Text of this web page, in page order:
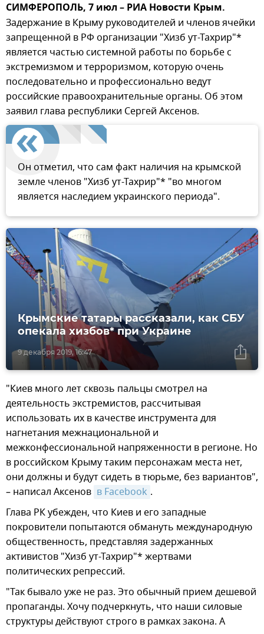
СИМФЕРОПОЛЬ, 7 июл – РИА Новости Крым.
Задержание в Крыму руководителей и членов ячейки
запрещенной в РФ организации "Хизб ут-Тахрир"*
является частью системной работы по борьбе с
экстремизмом и терроризмом, которую очень
последовательно и профессионально ведут
российские правоохранительные органы. Об этом
заявил глава республики Сергей Аксенов.
Он отметил, что сам факт наличия на крымской
земле членов "Хизб ут-Тахрир"* "во многом
является наследием украинского периода".
9 декабря 2019, 16:47
Крымские татары рассказали, как СБУ
опекала хизбов* при Украине
"Киев много лет сквозь пальцы смотрел на
деятельность экстремистов, рассчитывая
использовать их в качестве инструмента для
нагнетания межнациональной и
межконфессиональной напряженности в регионе. Но
в российском Крыму таким персонажам места нет,
они должны и будут сидеть в тюрьме, без вариантов",
– написал Аксенов в Facebook .
Глава РК убежден, что Киев и его западные
покровители попытаются обмануть международную
общественность, представляя задержанных
активистов "Хизб ут-Тахрир"* жертвами
политических репрессий.
"Так бывало уже не раз. Это обычный прием дешевой
пропаганды. Хочу подчеркнуть, что наши силовые
структуры действуют строго в рамках закона. А